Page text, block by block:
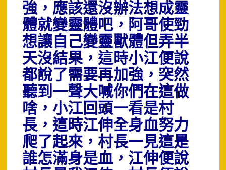
強，應該還沒辦法想成靈
體就變靈體吧，阿哥使勁
想讓自己變靈獸體但弄半
天沒結果，這時小江便說
都說了需要再加強，突然
聽到一聲大喊你們在這做
啥，小江回頭一看是村
長，這時江伸全身血努力
爬了起來，村長一見這是
誰怎滿身是血，江伸便說